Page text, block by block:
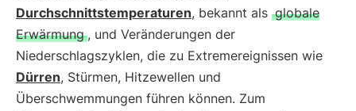
Durchschnittstemperaturen, bekannt als globale
Erwärmung , und Veränderungen der
Niederschlagszyklen, die zu Extremereignissen wie
Dürren, Stürmen, Hitzewellen und
Überschwemmungen führen können. Zum